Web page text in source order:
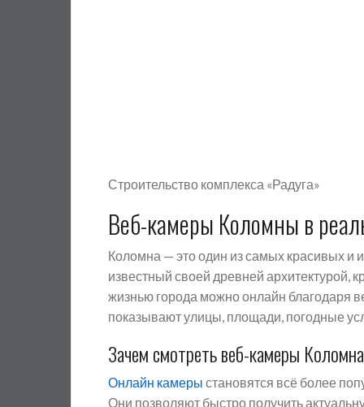
Строительство комплекса «Радуга»
Веб-камеры Коломны в
Коломна — это один из самых красивых и
известный своей древней
жизнью города можно онлайн благодаря
показывают улицы, площади, погодные
Зачем смотреть веб-камеры Коломна
Онлайн камеры становятся всё более
Они позволяют быстро получить